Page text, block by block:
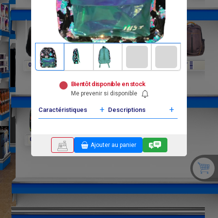
Bientôt disponible en stock
Me prevenir si disponible
Caractéristiques + Descriptions +
Ajouter au panier
0 0 0 F
0 F 0F